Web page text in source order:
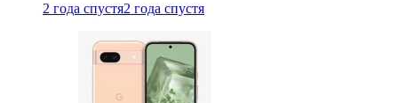
2 года спустя2 года спустя